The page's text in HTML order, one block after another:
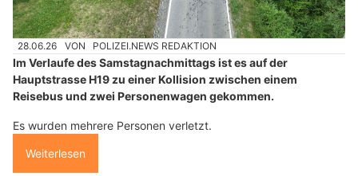
28.06.26 VON POLIZEI.NEWS REDAKTION
Im Verlaufe des Samstagnachmittags ist es auf der
Hauptstrasse H19 zu einer Kollision zwischen einem
Reisebus und zwei Personenwagen gekommen.
Es wurden mehrere Personen verletzt.
Weiterlesen